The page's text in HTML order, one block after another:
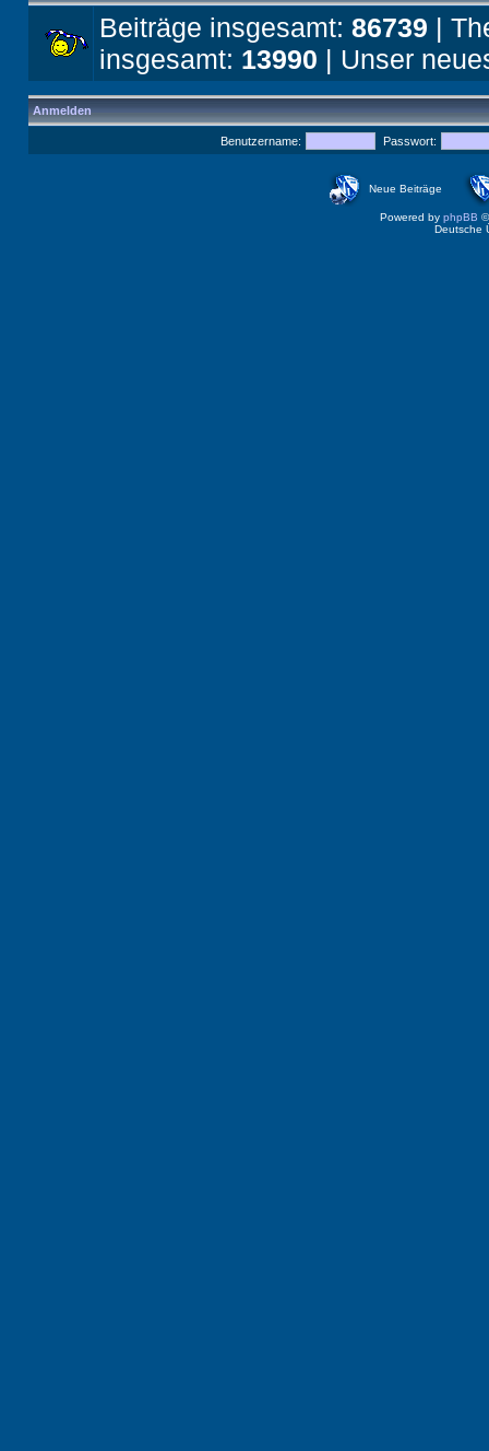
Beiträge insgesamt: 86739 |
insgesamt: 13990 | Unser
Anmelden
Benutzername: Passwort:
Neue Beiträge
Powered by phpBB
Deutsche